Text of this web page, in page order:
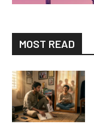
MOST READ